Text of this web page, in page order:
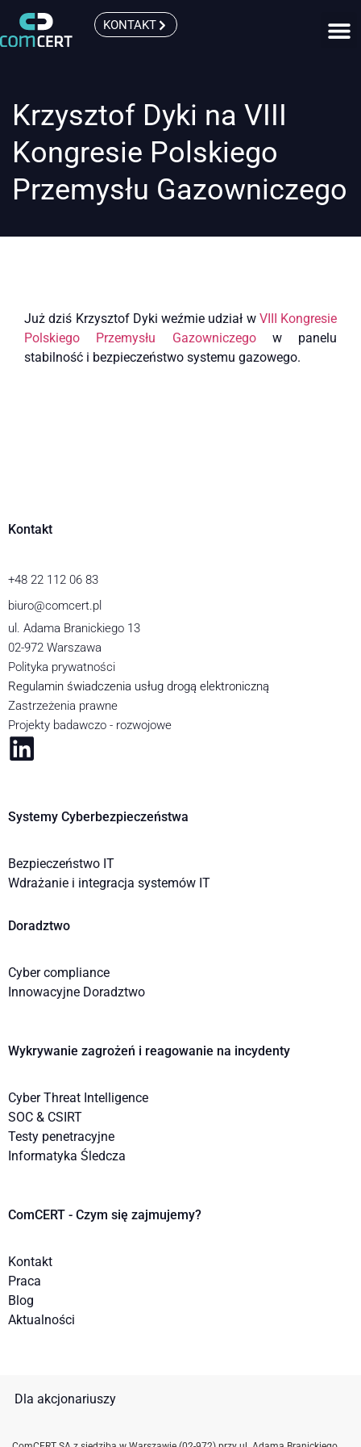
KONTAKT
Krzysztof Dyki na VIII
Kongresie Polskiego
Przemysłu Gazowniczego
Już dziś Krzysztof Dyki weźmie udział w VIII Kongresie
Polskiego Przemysłu Gazowniczegow panelu
stabilność i bezpieczeństwo systemu gazowego.
Kontakt
+48 22 112 06 83
biuro@comcert.pl
ul. Adama Branickiego 13
02-972 Warszawa
Polityka prywatności
Regulamin świadczenia usług drogą elektroniczną
Zastrzeżenia prawne
Projekty badawczo - rozwojowe
Systemy Cyberbezpieczeństwa
Bezpieczeństwo IT
Wdrażanie i integracja systemów IT
Doradztwo
Cyber compliance
Innowacyjne Doradztwo
Wykrywanie zagrożeń i reagowanie na incydenty
Cyber Threat Intelligence
SOC & CSIRT
Testy penetracyjne
Informatyka Śledcza
ComCERT - Czym się zajmujemy?
Kontakt
Praca
Blog
Aktualności
Dla akcjonariuszy